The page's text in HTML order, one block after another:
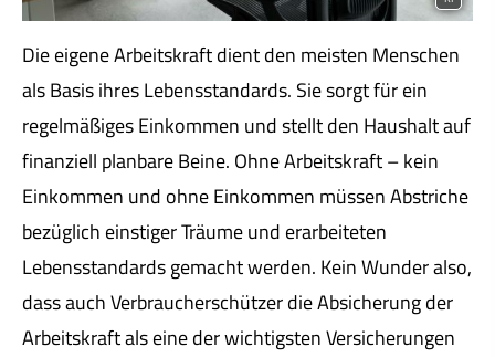
Die eigene Arbeitskraft dient den meisten Menschen
als Basis ihres Lebensstandards. Sie sorgt für ein
regelmäßiges Einkommen und stellt den Haushalt auf
finanziell planbare Beine. Ohne Arbeitskraft – kein
Einkommen und ohne Einkommen müssen Abstriche
bezüglich einstiger Träume und erarbeiteten
Lebensstandards gemacht werden. Kein Wunder also,
dass auch Verbraucherschützer die Absicherung der
Arbeitskraft als eine der wichtigsten Versicherungen